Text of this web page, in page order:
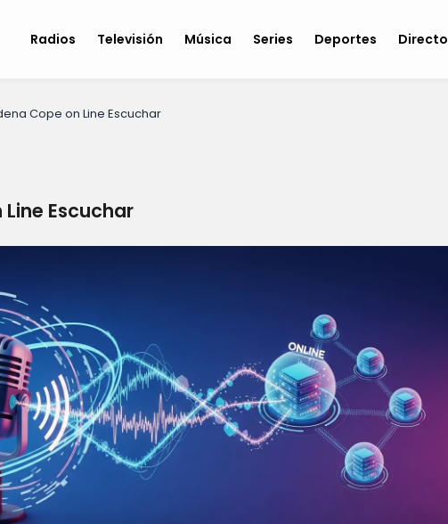
Radios Televisión Música Series Deportes Directo
Cope on Line Escuchar
Escuchar